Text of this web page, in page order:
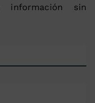
sin